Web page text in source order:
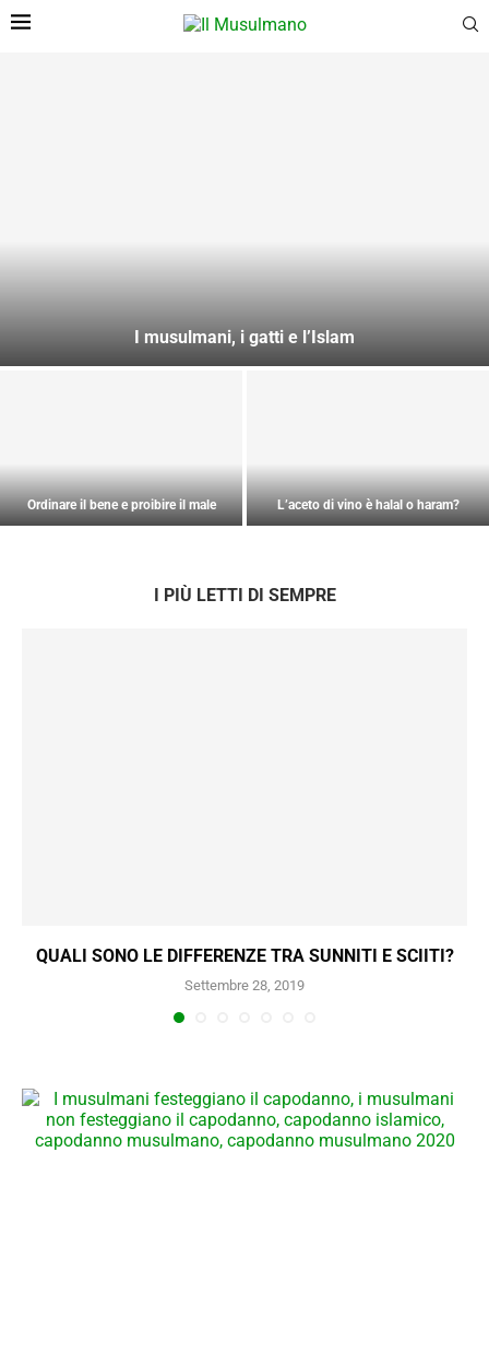
I musulmani, i gatti e l’Islam
Ordinare il bene e proibire il male L’aceto di vino è halal o haram?
I PIÙ LETTI DI SEMPRE
QUALI SONO LE DIFFERENZE TRA SUNNITI E SCIITI?
Settembre 28, 2019